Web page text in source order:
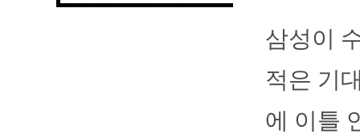
삼성이
적은 기
에 이틀